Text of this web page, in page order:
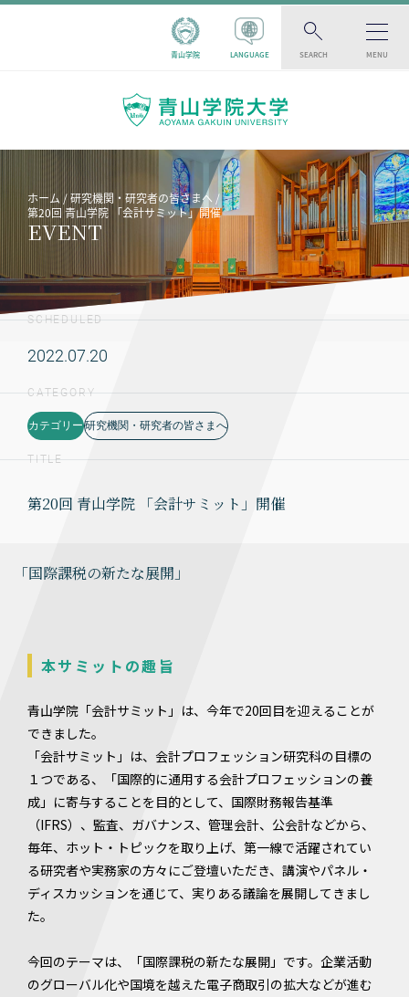
青山学院 LANGUAGE SEARCH MENU
ホーム
研究機関・研究者の皆さまへ
第20回 青山学院 「会計サミット」開催
EVENT
SCHEDULED
2022.07.20
CATEGORY
カテゴリー 研究機関・研究者の皆さまへ
TITLE
第20回 青山学院 「会計サミット」開催
「国際課税の新たな展開」
本サミットの趣旨
青山学院「会計サミット」は、今年で20回目を迎えることが
できました。
「会計サミット」は、会計プロフェッション研究科の目標の
１つである、「国際的に通用する会計プロフェッションの養
成」に寄与することを目的として、国際財務報告基準
（IFRS）、監査、ガバナンス、管理会計、公会計などから、
毎年、ホット・トピックを取り上げ、第一線で活躍されてい
る研究者や実務家の方々にご登壇いただき、講演やパネル・
ディスカッションを通じて、実りある議論を展開してきまし
た。
今回のテーマは、「国際課税の新たな展開」です。企業活動
のグローバル化や国境を越えた電子商取引の拡大などが進む